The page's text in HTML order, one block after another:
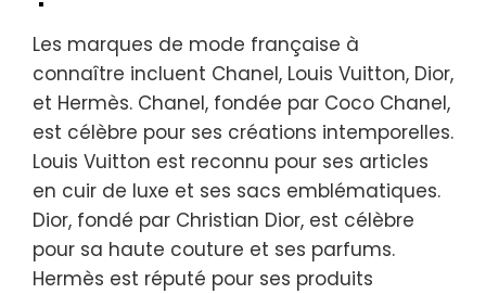
Les marques de mode française à
connaître incluent Chanel, Louis Vuitton, Dior,
et Hermès. Chanel, fondée par Coco Chanel,
est célèbre pour ses créations intemporelles.
Louis Vuitton est reconnu pour ses articles
en cuir de luxe et ses sacs emblématiques.
Dior, fondé par Christian Dior, est célèbre
pour sa haute couture et ses parfums.
Hermès est réputé pour ses produits